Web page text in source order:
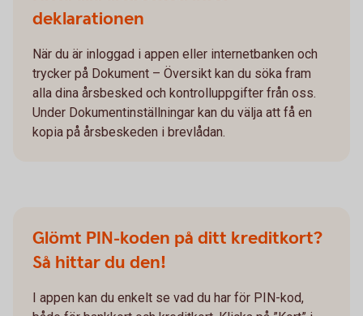
deklarationen
När du är inloggad i appen eller internetbanken och
trycker på Dokument – Översikt kan du söka fram
alla dina årsbesked och kontrolluppgifter från oss.
Under Dokumentinställningar kan du välja att få en
kopia på årsbeskeden i brevlådan.
Glömt PIN-koden på ditt kreditkort?
Så hittar du den!
I appen kan du enkelt se vad du har för PIN-kod,